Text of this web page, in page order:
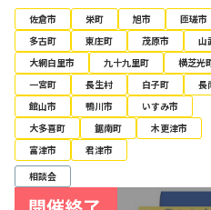
佐倉市 栄町 旭市
匝瑳市
多古町
東庄町 茂原市
山
大網白里市
九十九里町
横芝光
一宮町
長生村 白子町
長
館山市
鴨川市
いすみ市
大多喜町
鋸南町
木更津市
富津市
君津市
相談会